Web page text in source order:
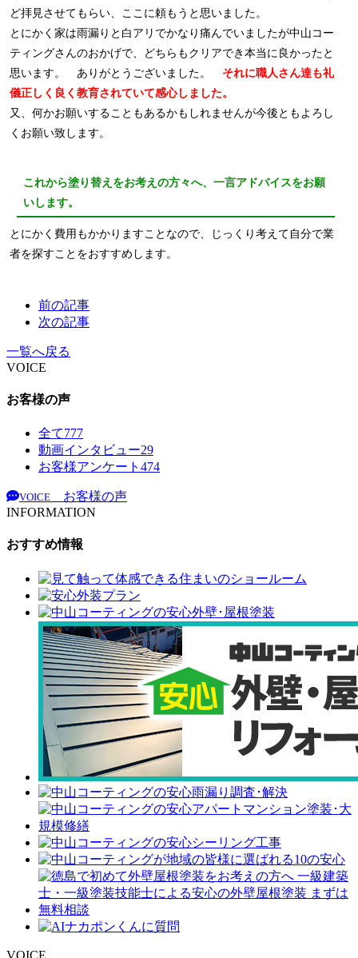
ど拝見させてもらい、ここに頼もうと思いました。
とにかく家は雨漏りと白アリでかなり痛んでいましたが中山コー
ティングさんのおかげで、どちらもクリアでき本当に良かったと
思います。 ありがとうございました。 それに職人さん達も礼
儀正しく良く教育されていて感心しました。
又、何かお願いすることもあるかもしれませんが今後ともよろし
くお願い致します。
これから塗り替えをお考えの方々へ、一言アドバイスをお願
いします。
とにかく費用もかかりますことなので、じっくり考えて自分で業
者を探すことをおすすめします。
前の記事
次の記事
一覧へ戻る
VOICE
お客様の声
全て777
動画インタビュー29
お客様アンケート 474
VOICE
お客様の声
INFORMATION
おすすめ情報
VOICE